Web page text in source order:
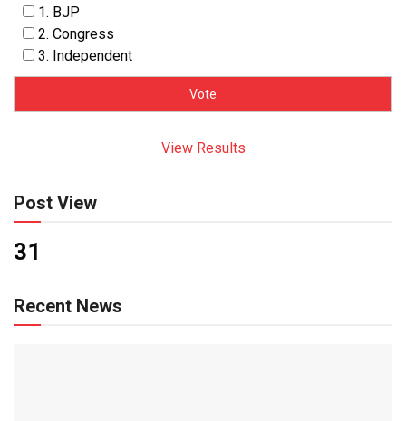
1. BJP
2. Congress
3. Independent
View Results
Post View
31
Recent News